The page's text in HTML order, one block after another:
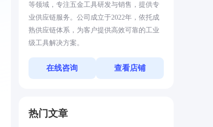
等领域，专注五金工具研发与销售，提供专
业供应链服务。公司成立于2022年，依托成
熟供应链体系，为客户提供高效可靠的工业
级工具解决方案。
在线咨询 查看店铺
热门文章